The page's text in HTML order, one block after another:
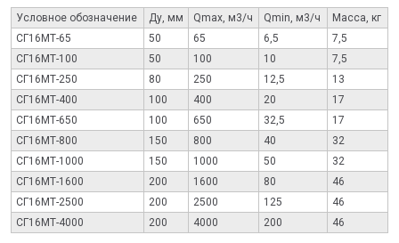
Условное обозначение Ду, мм Qmax, м3/ч Qmin, м3/ч
Масса, кг
СГ16МТ-65
50 65 6,5
7,5
СГ16МТ-100
50 100 10
7,5
СГ16МТ-250
80 250 12,5
13
СГ16МТ-400
100 400 20
17
СГ16МТ-650
100 650 32,5
17
СГ16МТ-800
150 800 40
32
СГ16МТ-1000
150 1000 50
32
СГ16МТ-1600
200 1600 80
46
СГ16МТ-2500
200 2500 125
46
СГ16МТ-4000
200 4000 200 46